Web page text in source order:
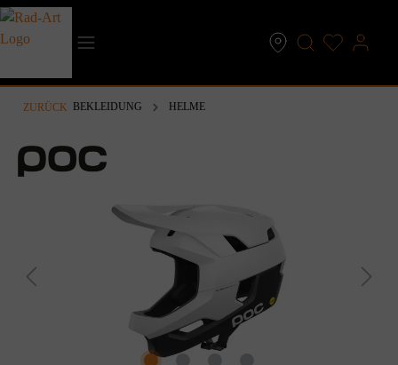
springen
ZURÜCK BEKLEIDUNG HELME